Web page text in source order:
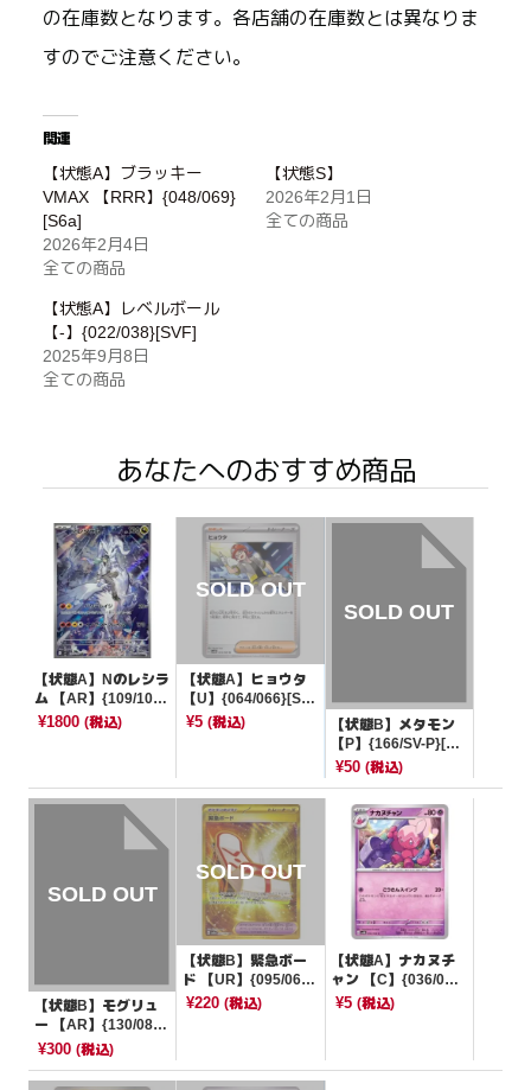
の在庫数となります。各店舗の在庫数とは異なりま
すのでご注意ください。
関連
【状態A】ブラッキー
VMAX 【RRR】{048/069}
[S6a]
2026年2月4日
全ての商品
【状態S】
2026年2月1日
全ての商品
【状態A】レベルボール
【-】{022/038}[SVF]
2025年9月8日
全ての商品
あなたへのおすすめ商品
【状態A】Nのレシラ
ム 【AR】{109/100}
[SV9]
¥1800 (税込)
【状態A】ヒョウタ
【U】{064/066}[SV
4M]
¥5(税込)
【状態B】メタモン
【P】{166/SV-P}[PR
OMO]
¥50 (税込)
【状態B】モグリュ
ー 【AR】{130/086}
[SV11B]
¥300 (税込)
【状態B】緊急ボー
ド 【UR】{095/066}
[SV5a]
¥220(税込)
【状態A】ナカヌチ
ャン 【C】{036/06
6}[SV4M]
¥5 (税込)